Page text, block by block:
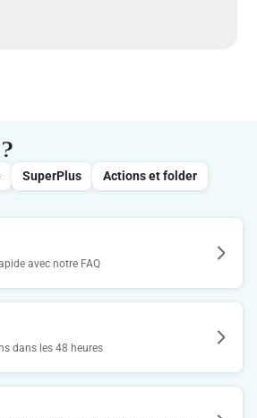
SuperPlus
Actions et folder
avec notre FAQ
dans les 48 heures